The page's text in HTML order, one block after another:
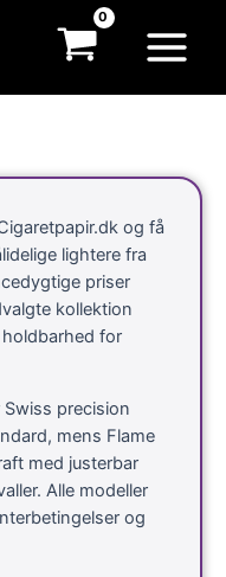
Main
og få
lightere fra
priser
kollektion
for
precision
mens Flame
med justerbar
Alle modeller
og